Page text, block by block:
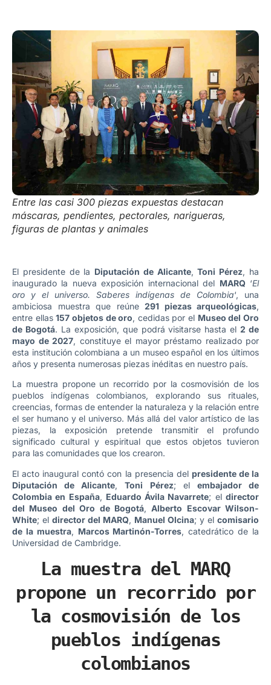
Entre las casi 300 piezas expuestas destacan
máscaras, pendientes, pectorales, narigueras,
figuras de plantas y animales
El presidente de la Diputación de Alicante,Toni Pérez, ha
inaugurado la nueva exposición internacional del MARQ ‘El
oro y el universo. Saberes indígenas de Colombia‘, una
ambiciosa muestra que reúne 291 piezas arqueológicas,
entre ellas157 objetos de oro, cedidas por el Museo del Oro
de Bogotá. La exposición, que podrá visitarse hasta el2 de
mayo de 2027, constituye el mayor préstamo realizado por
esta institución colombiana a un museo español en los últimos
años y presenta numerosas piezas inéditas en nuestro país.
La muestra propone un recorrido por la cosmovisión de los
pueblos indígenas colombianos, explorando sus rituales,
creencias, formas de entender la naturaleza y la relación entre
el ser humano y el universo. Más allá del valor artístico de las
piezas, la exposición pretende transmitir el profundo
significado cultural y espiritual que estos objetos tuvieron
para las comunidades que los crearon.
El acto inaugural contó con la presencia del presidente de la
Diputación de Alicante,Toni Pérez; el embajador de
Colombia en España, Eduardo Ávila Navarrete; eldirector
del Museo del Oro de Bogotá,Alberto Escovar Wilson-
White; el director del MARQ, Manuel Olcina; y el comisario
de la muestra, Marcos Martinón-Torres, catedrático de la
Universidad de Cambridge.
La muestra del MARQ
propone un recorrido por
la cosmovisión de los
pueblos indígenas
colombianos